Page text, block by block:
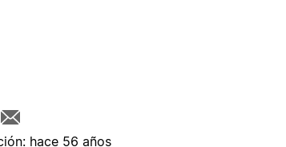
hace 56 años